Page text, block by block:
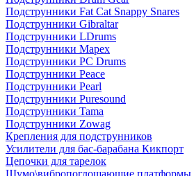
Подструнники Fat Cat Snappy Snares
Подструнники Gibraltar
Подструнники LDrums
Подструнники Mapex
Подструнники PC Drums
Подструнники Peace
Подструнники Pearl
Подструнники Puresound
Подструнники Tama
Подструнники Zowag
Крепления для подструнников
Усилители для бас-барабана Кикпорт
Цепочки для тарелок
Шумо\вибропоглощающие платформы